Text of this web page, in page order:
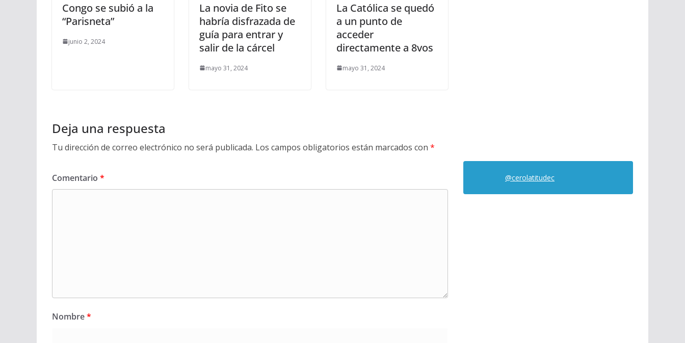
Congo se subió a la
“Parisneta”
junio 2, 2024
La novia de Fito se
habría disfrazada de
guía para entrar y
salir de la cárcel
mayo 31, 2024
La Católica se quedó
a un punto de
acceder
directamente a 8vos
mayo 31, 2024
Deja una respuesta
Tu dirección de correo electrónico no será publicada. Los campos obligatorios están marcados con *
Comentario *
Nombre*
@cerolatitudec